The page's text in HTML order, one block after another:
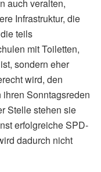
auch veralten,
Infrastruktur, die
teils
mit Toiletten,
sondern eher
wird, den
Sonntagsreden
Stelle stehen sie
erfolgreiche SPD-
dadurch nicht